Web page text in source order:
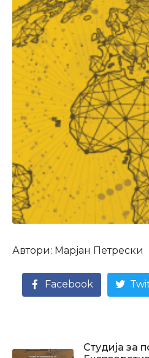
Автори: Марјан Петрески
Facebook
Студија за